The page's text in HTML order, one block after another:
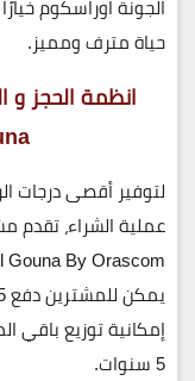
الجونة اوراسكوم
حياة مترف ومميز.
انظمة الحجز
لتوفير أقصى درجات
عملية الشراء، تقدم
Gouna By Orascom
يمكن للمشترين دفع
إمكانية توزيع باقي
5 سنوات
.